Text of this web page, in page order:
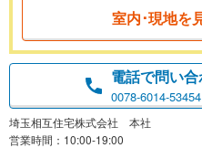
室内･現地を
電話で問い
0078-6014-53454
埼玉相互住宅株式会社 本社
営業時間：10:00-19:00